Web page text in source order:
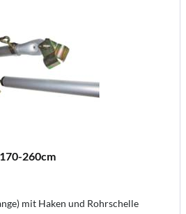
260cm
mit Haken und Rohrschelle